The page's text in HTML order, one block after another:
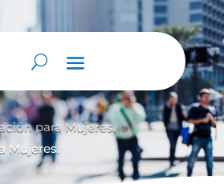
para Mujeres. 9
Mujeres.